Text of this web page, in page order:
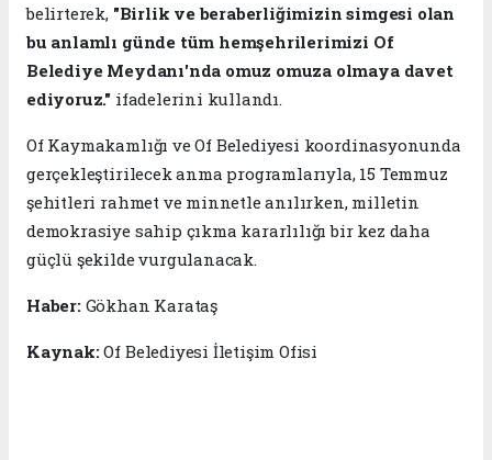
belirterek, "Birlik ve beraberliğimizin simgesi olan
bu anlamlı günde tüm hemşehrilerimizi Of
Belediye Meydanı'nda omuz omuza olmaya davet
ediyoruz." ifadelerini kullandı.
Of Kaymakamlığı ve Of Belediyesi koordinasyonunda
gerçekleştirilecek anma programlarıyla, 15 Temmuz
şehitleri rahmet ve minnetle anılırken, milletin
demokrasiye sahip çıkma kararlılığı bir kez daha
güçlü şekilde vurgulanacak.
Haber: Gökhan Karataş
Kaynak:Of Belediyesi İletişim Ofisi